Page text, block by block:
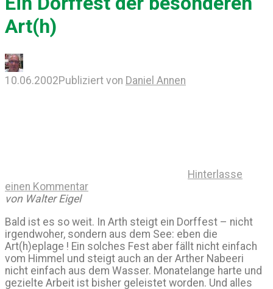
Art(h)
10.06.2002Publiziert von Daniel Annen
Hinterlasse
einen Kommentar
von Walter Eigel
Bald ist es so weit. In Arth steigt ein Dorffest – nicht
irgendwoher, sondern aus dem See: eben die
Art(h)eplage ! Ein solches Fest aber fällt nicht einfach
vom Himmel und steigt auch an der Arther Nabeeri
nicht einfach aus dem Wasser. Monatelange harte und
gezielte Arbeit ist bisher geleistet worden. Und alles